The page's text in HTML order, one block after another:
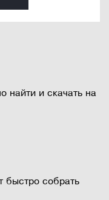
найти и скачать на
быстро собрать